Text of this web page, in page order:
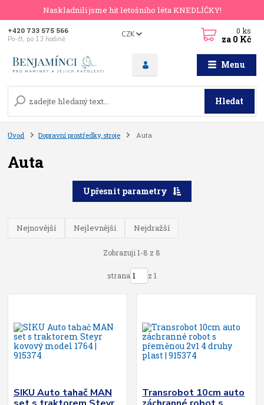
Naskladnili jsme hit letošního léta KNEDLÍČKY!
Menu
CZK
Hledat
+420 733 575 566
Po-čt, po 13 hodině
0ks
za 0 Kč
Úvod Dopravní prostředky, stroje Auta
Auta
Upřesnit parametry
Nejnovější Nejlevnější Nejdražší
Zobrazuji 1-8 z 8
strana z 1
SIKU Auto tahač MAN
Transrobot 10cm auto